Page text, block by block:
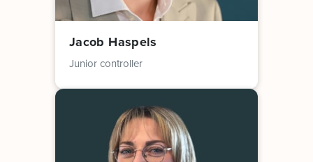
Jacob Haspels
Junior controller